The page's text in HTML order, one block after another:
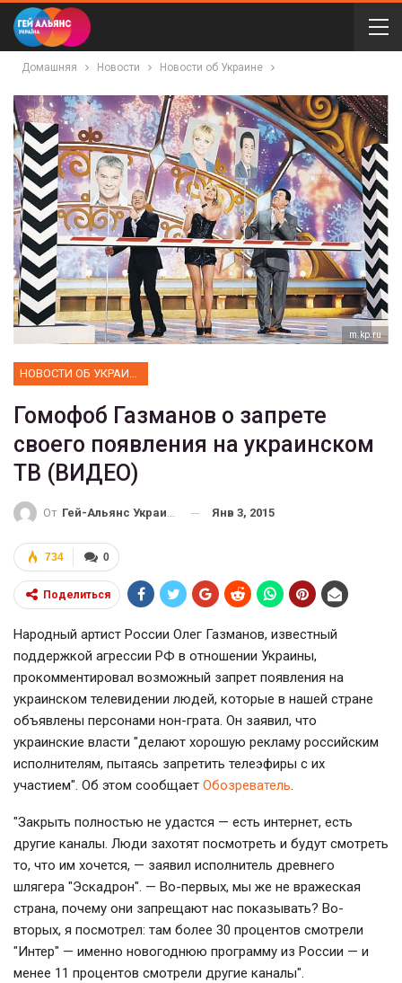
Домашняя Новости Новости об Украине
m.kp.ru
Гомофоб Газманов о запрете
своего появления на украинском
ТВ (ВИДЕО)
От Гей-Альянс Украина Янв 3, 2015
0
734
Поделиться
Народный артист России Олег Газманов, известный
поддержкой агрессии РФ в отношении Украины,
прокомментировал возможный запрет появления на
украинском телевидении людей, которые в нашей стране
объявлены персонами нон-грата. Он заявил, что
украинские власти "делают хорошую рекламу российским
исполнителям, пытаясь запретить телеэфиры с их
участием". Об этом сообщает Обозреватель.
"Закрыть полностью не удастся — есть интернет, есть
другие каналы. Люди захотят посмотреть и будут смотреть
то, что им хочется, — заявил исполнитель древнего
шлягера "Эскадрон". — Во-первых, мы же не вражеская
страна, почему они запрещают нас показывать? Во-
вторых, я посмотрел: там более 30 процентов смотрели
"Интер" — именно новогоднюю программу из России — и
менее 11 процентов смотрели другие каналы".